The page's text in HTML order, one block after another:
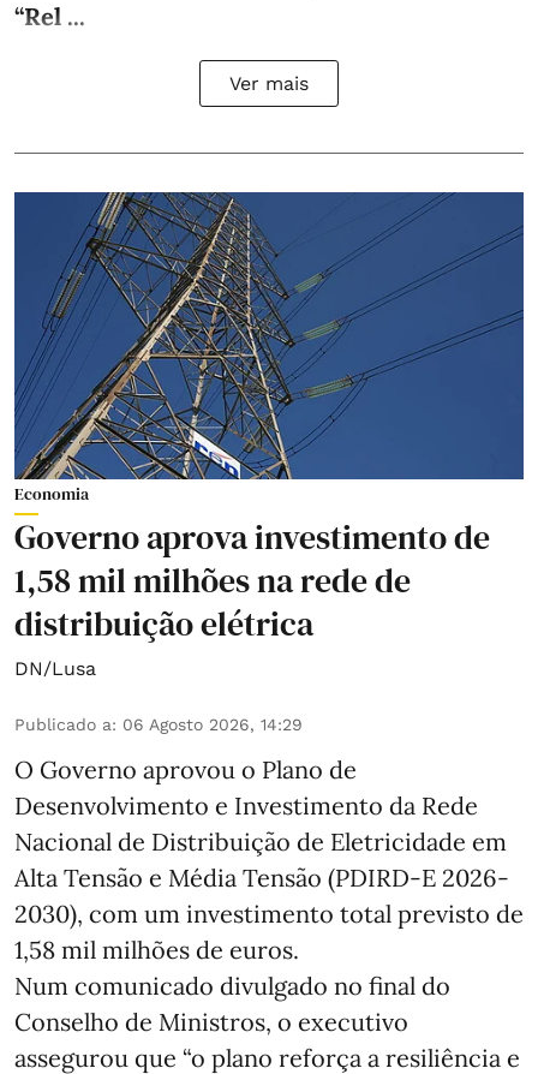
“Rel ...
Ver mais
Economia
Governo aprova investimento de
1,58 mil milhões na rede de
distribuição elétrica
DN/Lusa
Publicado a: 06 Agosto 2026, 14:29
O Governo aprovou o Plano de
Desenvolvimento e Investimento da Rede
Nacional de Distribuição de Eletricidade em
Alta Tensão e Média Tensão (PDIRD-E 2026-
2030), com um investimento total previsto de
1,58 mil milhões de euros.
Num comunicado divulgado no final do
Conselho de Ministros, o executivo
assegurou que “o plano reforça a resiliência e